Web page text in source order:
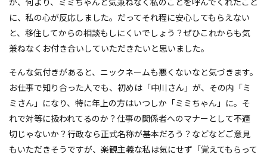
が、何より、ミミちゃんと気兼ねなく私のことを呼んでくれたこと
に、私の心が反応しました。だってそれ程に安心してもらえない
と、移住してからの相談もしにくいでしょう？ぜひこれからも気
兼ねなくお付き合いしていただきたいと思いました。
そんな気付きがあると、ニックネームも悪くないなと気づきます。
お仕事で知り合った人でも、初めは「中川さん」が、その内「ミ
ミさん」になり、特に年上の方はいつしか「ミミちゃん」に。そ
れで対等に扱われてるのか？仕事の関係者へのマナーとして不適
切じゃないか？行政なら正式名称が基本だろう？などなどご意見
もいただきそうですが、楽観主義な私は気にせず「覚えてもらって